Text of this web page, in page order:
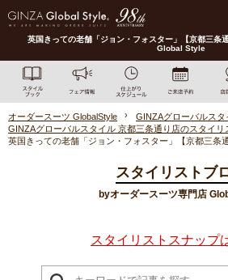
英国きっての老舗「ジョン・フォスター」【京都三条
Global Style
オーダースーツ GlobalStyle
GINZAグローバルス
GINZAグローバルスタイル 京都三条通り店のスタイリ
英国きっての老舗「ジョン・フォスター」【京都三条通
スタイリストブ
byオーダースーツ専門店
スタイリストスナップ